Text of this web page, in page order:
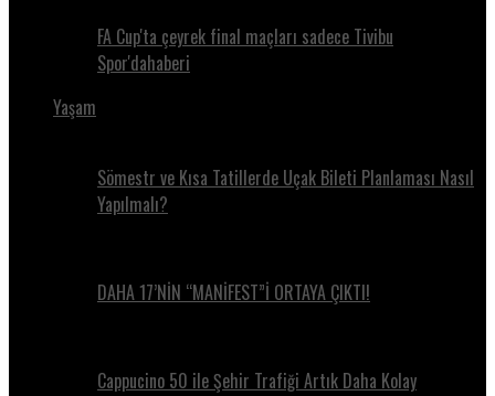
FA Cup'ta çeyrek final maçları sadece Tivibu
Spor'dahaberi
Yaşam
Sömestr ve Kısa Tatillerde Uçak Bileti Planlaması Nasıl
Yapılmalı?
DAHA 17’NİN “MANİFEST”İ ORTAYA ÇIKTI!
Cappucino 50 ile Şehir Trafiği Artık Daha Kolay